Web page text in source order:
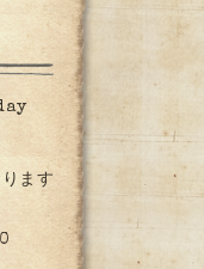
ます